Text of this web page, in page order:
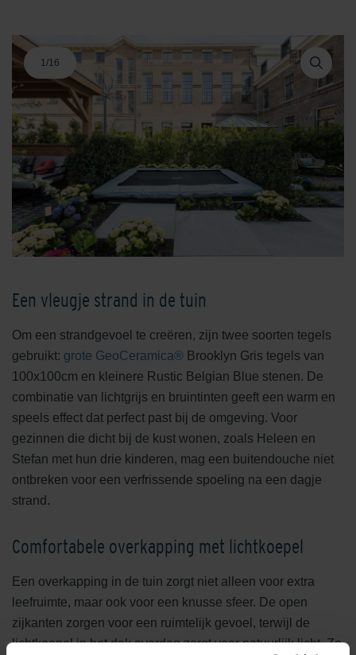
1/16
Een vleugje strand in de tuin
Om een strandgevoel te creëren, zijn twee soorten tegels
gebruikt: grote GeoCeramica® Brooklyn Gris tegels van
100x100cm en kleinere Rustic Belgian Blue stenen. De
combinatie van lichtgrijs en bruintinten geeft een warm en
speels effect dat perfect past bij de omgeving. Voor
gezinnen die dicht bij de kust wonen, zoals Heleen en
Stefan met hun drie kinderen, mag een buitendouche niet
ontbreken voor een verfrissende spoeling na een dagje
strand.
Comfortabele overkapping met lichtkoepel
Een overkapping in de tuin zorgt niet alleen voor extra
leefruimte, maar ook voor een knusse sfeer. De open
zijkanten zorgen voor een ruimtelijk gevoel, terwijl de
lichtkoepel in het dak overdag zorgt voor natuurlijk licht. Zo